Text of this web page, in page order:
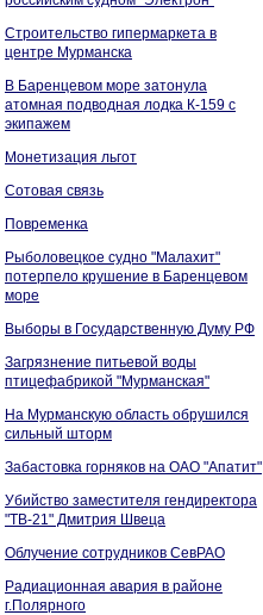
Строительство гипермаркета в
центре Мурманска
В Баренцевом море затонула
атомная подводная лодка К-159 с
экипажем
Монетизация льгот
Сотовая связь
Повременка
Рыболовецкое судно "Малахит"
потерпело крушение в Баренцевом
море
Выборы в Государственную Думу РФ
Загрязнение питьевой воды
птицефабрикой "Мурманская"
На Мурманскую область обрушился
сильный шторм
Забастовка горняков на ОАО "Апатит"
Убийство заместителя гендиректора
"ТВ-21" Дмитрия Швеца
Облучение сотрудников СевРАО
Радиационная авария в районе
г.Полярного